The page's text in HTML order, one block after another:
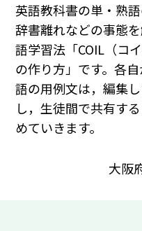
英語教科書の単・熟
辞書離れなどの事態
語学習法「COIL（コ
の作り方」です。各
語の用例文は，編集
し，生徒間で共有す
めていきます。
大阪